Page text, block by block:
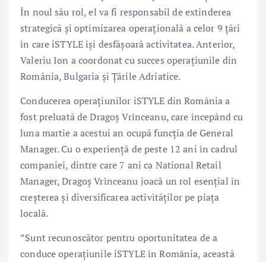
În noul său rol, el va fi responsabil de extinderea
strategică și optimizarea operațională a celor 9 țări
în care iSTYLE își desfășoară activitatea. Anterior,
Valeriu Ion a coordonat cu succes operațiunile din
România, Bulgaria și Țările Adriatice.
Conducerea operațiunilor iSTYLE din România a
fost preluată de Dragoș Vrînceanu, care începând cu
luna martie a acestui an ocupă funcția de General
Manager. Cu o experiență de peste 12 ani în cadrul
companiei, dintre care 7 ani ca National Retail
Manager, Dragoș Vrînceanu joacă un rol esențial în
creșterea și diversificarea activităților pe piața
locală.
”Sunt recunoscător pentru oportunitatea de a
conduce operațiunile iSTYLE în România, această